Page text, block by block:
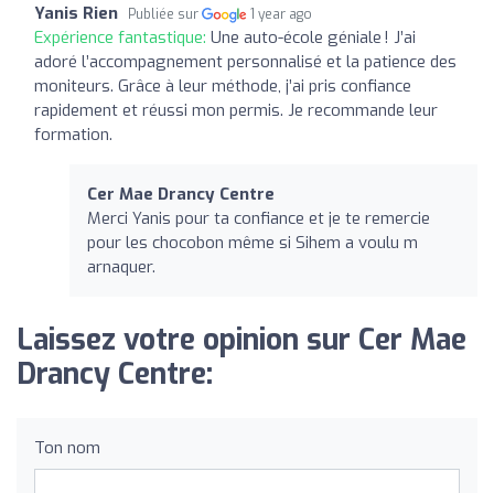
Yanis Rien Publiée sur 1 year ago
Expérience fantastique: Une auto-école géniale ! J’ai
adoré l’accompagnement personnalisé et la patience des
moniteurs. Grâce à leur méthode, j’ai pris confiance
rapidement et réussi mon permis. Je recommande leur
formation.
Cer Mae Drancy Centre
Merci Yanis pour ta confiance et je te remercie
pour les chocobon même si Sihem a voulu m
arnaquer.
Laissez votre opinion sur Cer Mae
Drancy Centre:
Ton nom